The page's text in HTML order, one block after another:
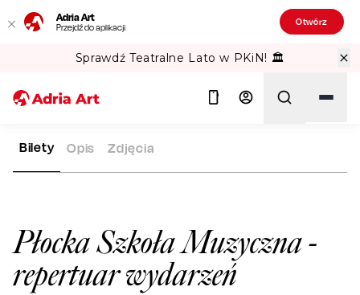
Adria Art
Przejdź do aplikacji Otwórz
Sprawdź Teatralne Lato w PKiN! 🏛️
ADRIA ART SALE WIDOWISKOWE
Płocka Szkoła Muzyczna-
repertuar wydarzeń
Bilety Opis Zdjęcia